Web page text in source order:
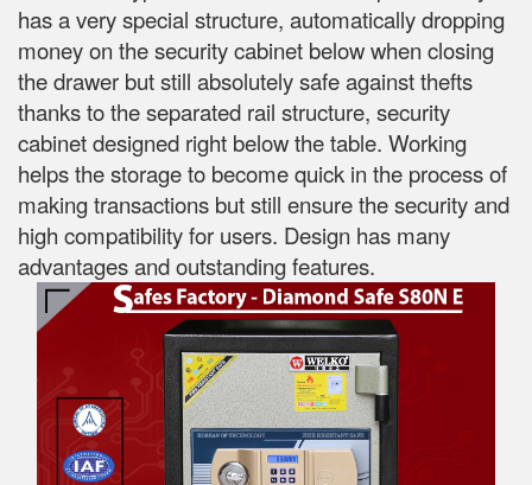
has a very special structure, automatically dropping
money on the security cabinet below when closing
the drawer but still absolutely safe against thefts
thanks to the separated rail structure, security
cabinet designed right below the table. Working
helps the storage to become quick in the process of
making transactions but still ensure the security and
high compatibility for users. Design has many
advantages and outstanding features.